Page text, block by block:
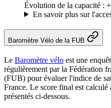
Évolution de la capacité :
En savoir plus sur
Baromètre Vélo de la FUB
Le Baromètre vélo est une
régulièrement par la Fédération
(FUB) pour évaluer l'indice de
France. Le score final est calculé
présentés ci-dessous.